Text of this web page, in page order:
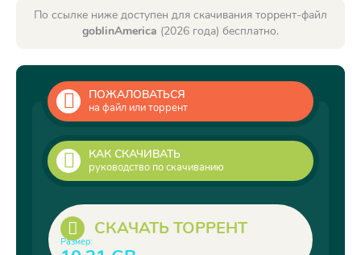
По ссылке ниже доступен для скачивания торрент-файл
goblinAmerica (2026 года) бесплатно.
ПОЖАЛОВАТЬСЯ
на файл или торрент
КАК СКАЧИВАТЬ
руководство по скачиванию
СКАЧАТЬ ТОРРЕНТ
Размер: